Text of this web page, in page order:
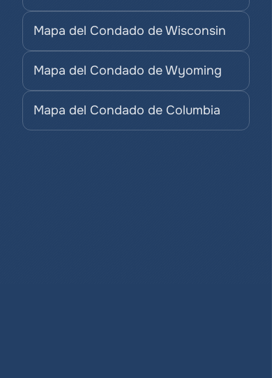
Mapa del Condado de Wisconsin
Mapa del Condado de Wyoming
Mapa del Condado de Columbia